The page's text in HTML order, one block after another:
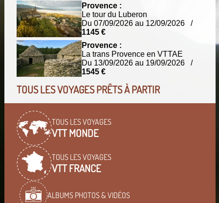
Provence :
Le tour du Luberon
Du 07/09/2026 au 12/09/2026 /
1145 €
Provence :
La trans Provence en VTTAE
Du 13/09/2026 au 19/09/2026 /
1545 €
TOUS LES VOYAGES PRÊTS À PARTIR
TOUS LES VOYAGES
VTT MONDE
TOUS LES VOYAGES
VTT FRANCE
ALBUMS PHOTOS & VIDÉOS